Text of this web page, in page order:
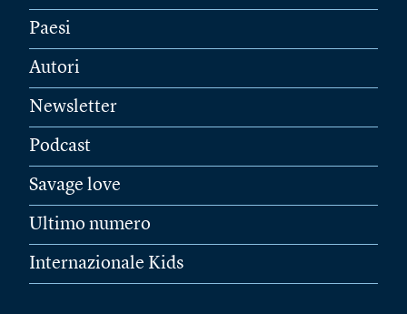
Paesi
Autori
Newsletter
Podcast
Savage love
Ultimo numero
Internazionale Kids